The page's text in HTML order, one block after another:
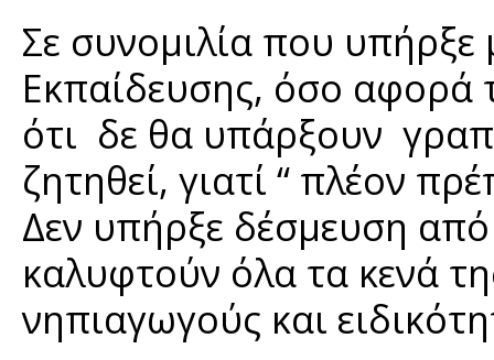
Σε συνομιλία που
Εκπαίδευσης, όσο
ότι δε θα υπάρξουν
ζητηθεί, γιατί “ πλέον
Δεν υπήρξε δέσμευση
καλυφτούν όλα τα κενά
νηπιαγωγούς και